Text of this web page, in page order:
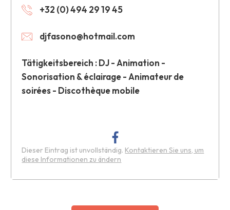
+32 (0) 494 29 19 45
djfasono@hotmail.com
Tätigkeitsbereich : DJ - Animation -
Sonorisation & éclairage - Animateur de
soirées - Discothèque mobile
Dieser Eintrag ist unvollständig. Kontaktieren Sie uns, um
diese Informationen zu ändern